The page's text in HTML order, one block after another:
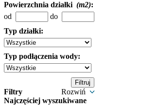
Powierzchnia działki (m2):
od
do
Typ działki:
Typ podłączenia wody:
Filtry
Rozwiń
Najczęściej wyszukiwane